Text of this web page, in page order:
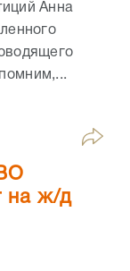
Анна
на ж/д